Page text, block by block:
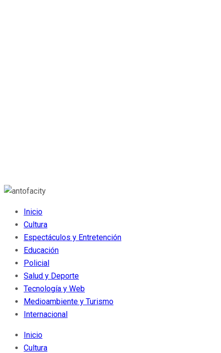
Inicio
Cultura
Espectáculos y Entretención
Educación
Policial
Salud y Deporte
Tecnología y Web
Medioambiente y Turismo
Internacional
Inicio
Cultura